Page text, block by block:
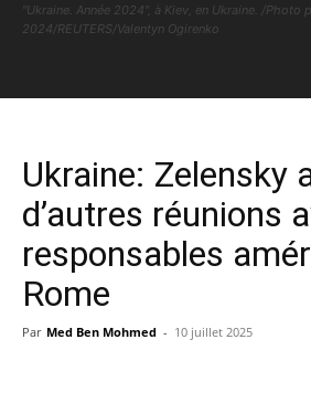
"Ukraine. Année 2024", à Kiev, en Ukraine. /Photo
2024/REUTERS/Valentyn Ogirenko
Ukraine: Zelensky
d’autres réunions
responsables
Rome
Par Med Ben Mohmed - 10 juillet 2025